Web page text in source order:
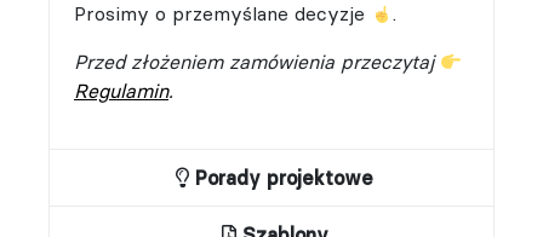
Prosimy o przemyślane decyzje
.
Przed złożeniem zamówienia przeczytaj
Regulamin.
Porady projektowe